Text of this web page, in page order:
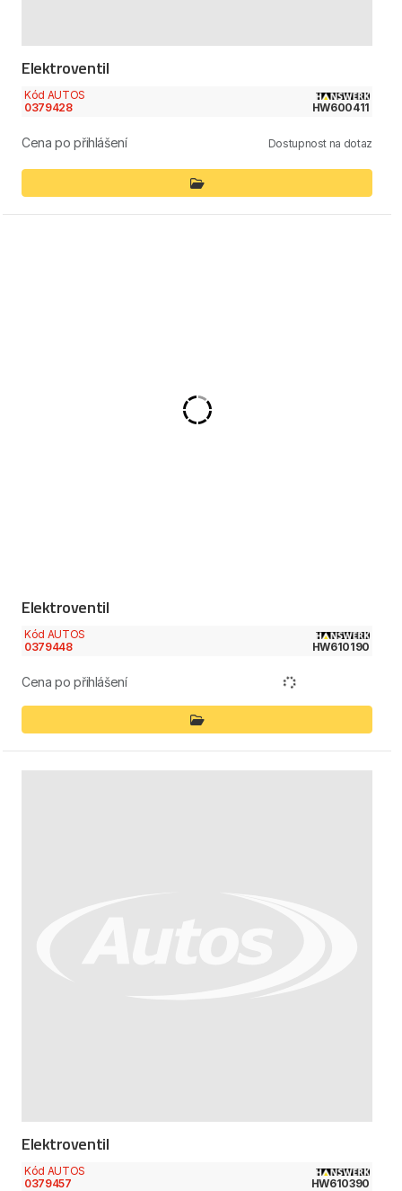
Elektroventil
Kód AUTOS
0379428
HW600411
Cena po přihlášení Dostupnost na dotaz
Elektroventil
Kód AUTOS
0379448
HW610190
Cena po přihlášení
Elektroventil
Kód AUTOS
0379457
HW610390